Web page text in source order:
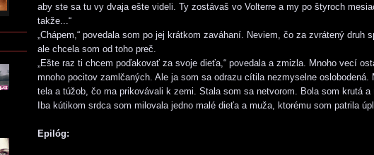
aby ste sa tu vy dvaja ešte videli. Ty zostávaš vo Volterre a my po štyroch
takže...“
„Chápem,“ povedala som po jej krátkom zaváhaní. Neviem, čo za zvrátený druh
ale chcela som od toho preč.
„Ešte raz ti chcem poďakovať za svoje dieťa,“ povedala a zmizla. Mnoho vecí
mnoho pocitov zamlčaných. Ale ja som sa odrazu cítila nezmyselne oslobodená.
tela a túžob, čo ma prikovávali k zemi. Stala som sa netvorom. Bola som krutá a
Iba kútikom srdca som milovala jedno malé dieťa a muža, ktorému som patrila
Epilóg: